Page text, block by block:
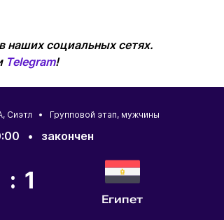
наших социальных сетях.
Telegram!
, Сиэтл • Групповой этап, мужчины
• закончен
Египет